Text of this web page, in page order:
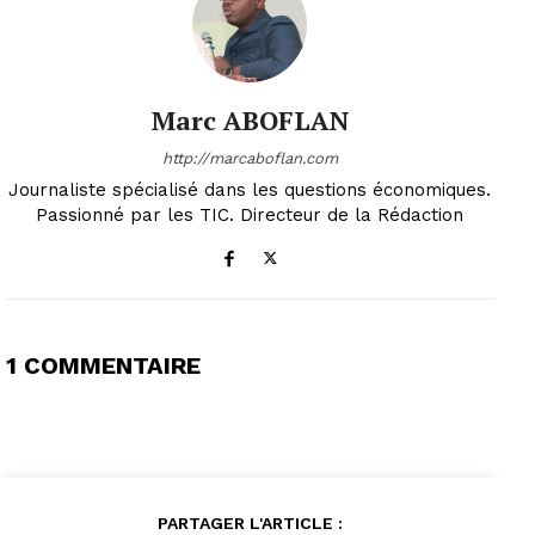
Marc ABOFLAN
http://marcaboflan.com
Journaliste spécialisé dans les questions économiques.
Passionné par les TIC. Directeur de la Rédaction
1 COMMENTAIRE
PARTAGER L'ARTICLE :